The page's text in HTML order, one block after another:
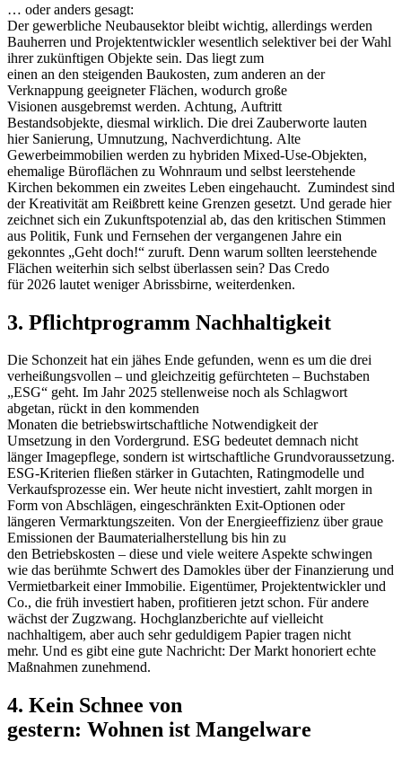
… oder anders gesagt:
Der gewerbliche Neubausektor bleibt wichtig, allerdings werden
Bauherren und Projektentwickler wesentlich selektiver bei der Wahl
ihrer zukünftigen Objekte sein. Das liegt zum
einen an den steigenden Baukosten, zum anderen an der
Verknappung geeigneter Flächen, wodurch große
Visionen ausgebremst werden. Achtung, Auftritt
Bestandsobjekte, diesmal wirklich. Die drei Zauberworte lauten
hier Sanierung, Umnutzung, Nachverdichtung. Alte
Gewerbeimmobilien werden zu hybriden Mixed-Use-Objekten,
ehemalige Büroflächen zu Wohnraum und selbst leerstehende
Kirchen bekommen ein zweites Leben eingehaucht. Zumindest sind
der Kreativität am Reißbrett keine Grenzen gesetzt. Und gerade hier
zeichnet sich ein Zukunftspotenzial ab, das den kritischen Stimmen
aus Politik, Funk und Fernsehen der vergangenen Jahre ein
gekonntes „Geht doch!“ zuruft. Denn warum sollten leerstehende
Flächen weiterhin sich selbst überlassen sein? Das Credo
für 2026 lautet weniger Abrissbirne, weiterdenken.
3. Pflichtprogramm Nachhaltigkeit
Die Schonzeit hat ein jähes Ende gefunden, wenn es um die drei
verheißungsvollen – und gleichzeitig gefürchteten – Buchstaben
„ESG“ geht. Im Jahr 2025 stellenweise noch als Schlagwort
abgetan, rückt in den kommenden
Monaten die betriebswirtschaftliche Notwendigkeit der
Umsetzung in den Vordergrund. ESG bedeutet demnach nicht
länger Imagepflege, sondern ist wirtschaftliche Grundvoraussetzung.
ESG-Kriterien fließen stärker in Gutachten, Ratingmodelle und
Verkaufsprozesse ein. Wer heute nicht investiert, zahlt morgen in
Form von Abschlägen, eingeschränkten Exit-Optionen oder
längeren Vermarktungszeiten. Von der Energieeffizienz über graue
Emissionen der Baumaterialherstellung bis hin zu
den Betriebskosten – diese und viele weitere Aspekte schwingen
wie das berühmte Schwert des Damokles über der Finanzierung und
Vermietbarkeit einer Immobilie. Eigentümer, Projektentwickler und
Co., die früh investiert haben, profitieren jetzt schon. Für andere
wächst der Zugzwang. Hochglanzberichte auf vielleicht
nachhaltigem, aber auch sehr geduldigem Papier tragen nicht
mehr. Und es gibt eine gute Nachricht: Der Markt honoriert echte
Maßnahmen zunehmend.
4. Kein Schnee von
gestern: Wohnen ist Mangelware